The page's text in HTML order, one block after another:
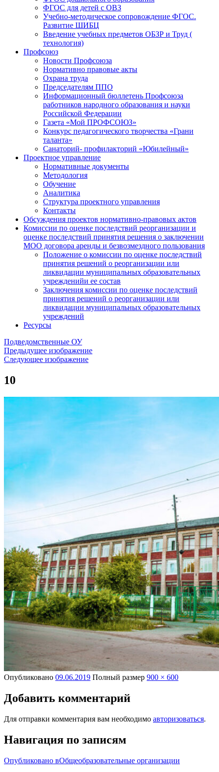
ФГОС для детей с ОВЗ
Учебно-методическое сопровождение ФГОС.
Развитие ШИБЦ
Введение учебных предметов ОБЗР и Труд (
технология)
Профсоюз
Новости Профсоюза
Нормативно правовые акты
Охрана труда
Председателям ППО
Информационный бюллетень Профсоюза
работников народного образования и науки
Российской Федерации
Газета «Мой ПРОФСОЮЗ»
Конкурс педагогического творчества «Грани
таланта»
Санаторий- профилакторий «Юбилейный»
Проектное управление
Нормативные документы
Методология
Обучение
Аналитика
Структура проектного управления
Контакты
Обсуждения проектов нормативно-правовых актов
Комиссии по оценке последствий реорганизации и
оценке последствий принятия решения о заключении
МОО договора аренды и безвозмездного пользования
Положение о комиссии по оценке последствий
принятия решений о реорганизации или
ликвидации муниципальных образовательных
учрежденийи ее состав
Заключения комиссии по оценке последствий
принятия решений о реорганизации или
ликвидации муниципальных образовательных
учреждений
Ресурсы
Подведомственные ОУ
Предыдущее изображение
Следующее изображение
10
Опубликовано 09.06.2019 Полный размер 900 × 600
Добавить комментарий
Для отправки комментария вам необходимо авторизоваться.
Навигация по записям
Опубликовано вОбщеобразовательные организации